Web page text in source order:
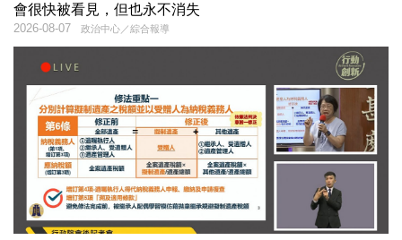
會很快被看見，但也永不消失
政治中心／綜合報導
2026-08-07